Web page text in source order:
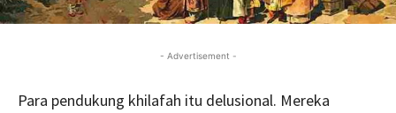
- Advertisement -
Para pendukung khilafah itu delusional. Mereka